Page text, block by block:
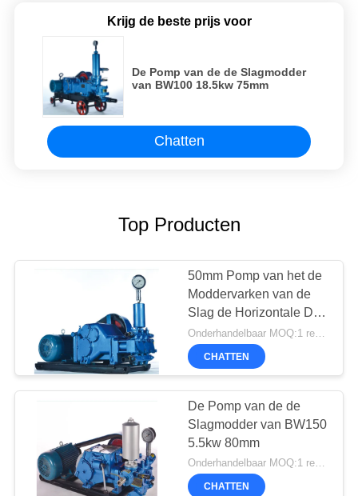
Krijg de beste prijs voor
De Pomp van de de Slagmodder
van BW100 18.5kw 75mm
Chatten
Top Producten
50mm Pomp van het de
Moddervarken van de
Slag de Horizontale Drie
Cilinder 1mpa
CHATTEN
De Pomp van de de
Slagmodder van BW150
5.5kw 80mm
Onderhandelbaar MOQ:1 reeks
CHATTEN